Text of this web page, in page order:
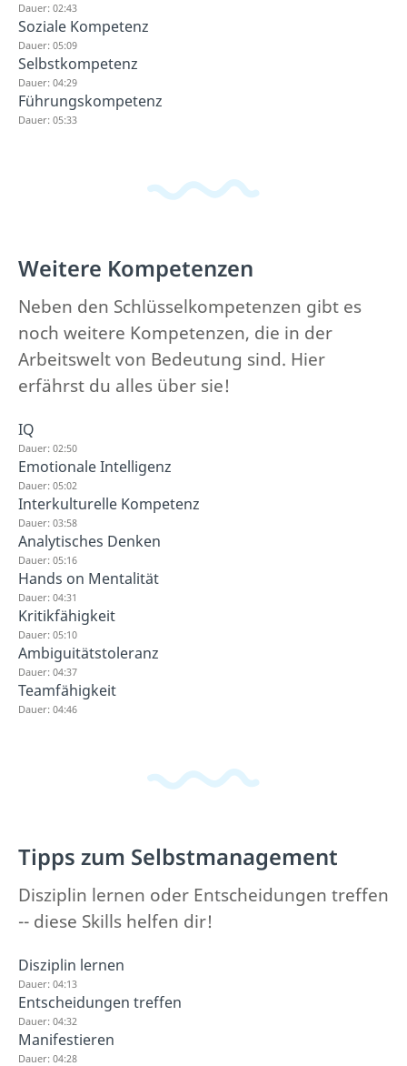
Dauer: 02:43
Soziale Kompetenz
Dauer: 05:09
Selbstkompetenz
Dauer: 04:29
Führungskompetenz
Dauer: 05:33
Weitere Kompetenzen
Neben den Schlüsselkompetenzen gibt es
noch weitere Kompetenzen, die in der
Arbeitswelt von Bedeutung sind. Hier
erfährst du alles über sie!
IQ
Dauer: 02:50
Emotionale Intelligenz
Dauer: 05:02
Interkulturelle Kompetenz
Dauer: 03:58
Analytisches Denken
Dauer: 05:16
Hands on Mentalität
Dauer: 04:31
Kritikfähigkeit
Dauer: 05:10
Ambiguitätstoleranz
Dauer: 04:37
Teamfähigkeit
Dauer: 04:46
Tipps zum Selbstmanagement
Disziplin lernen oder Entscheidungen treffen
-- diese Skills helfen dir!
Disziplin lernen
Dauer: 04:13
Entscheidungen treffen
Dauer: 04:32
Manifestieren
Dauer: 04:28